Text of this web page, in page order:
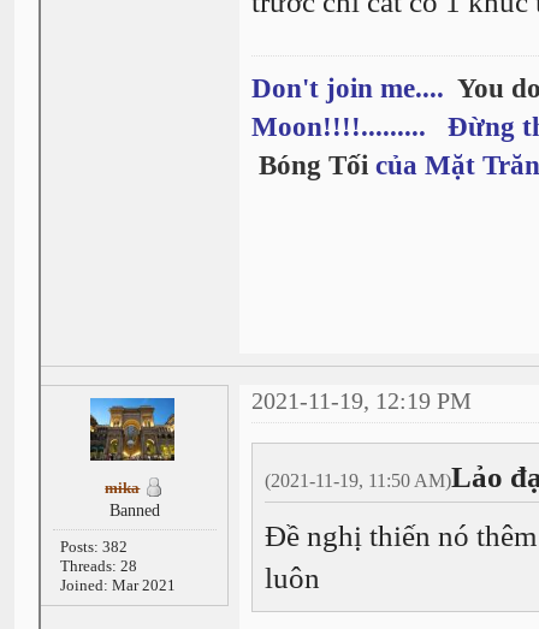
Don't join me.... You
Moon!!!!......... Đừng
Bóng Tốicủa Mặt
mika
Banned
Posts: 382
Threads: 28
Joined: Mar 2021
2021-11-19, 12:19 PM
(2021-11-19, 11:50 AM)Lảo
Đề nghị thiến nó
luôn